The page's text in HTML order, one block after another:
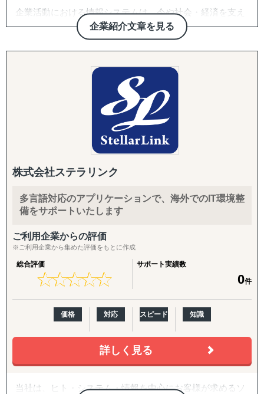
企業紹介文章を見る
企業活動における情報システムは、今や社会・経済を支え
る必要不可欠なインフラとなっております。
企業経営強化の重要な施策として『企業の情報戦略』を実
現すべく、スピード化やグローバル化にも対応する最新の
情報通信技術を駆使したトータルソリューションが求めら
私たちは、ロジスティクスIT分野において、常に新しい
視点で最先端高品質のシステム提供を通じて、企業活動は
もとより社会インフラ構築の一助として豊かな社会づくり
に貢献すべくたゆまぬ努力をしてまいります。
この取り組みを実現すべく、これまで数多くのお客さま
の事業を支えてきた『ロジスティクスITのエキスパート』
として
1.グローバル、SCM対応のWMS等、トータルロジスティ
クスITソリューションの提供
2.今後注力する分野のパッケージ開発とシステム開発を重
3.720社にのぼる実績と経験から成る物流コンサルティング
力と情報通信技術力の提供
これらを通じてお客さまに喜ばれるシステムを実現いたし
株式会社ステラリンク
多言語対応のアプリケーションで、海外でのIT環境整
備をサポートいたします
ご利用企業からの評価
※ご利用企業から集めた評価をもとに作成
総合評価
★★★★★
★★★★★
サポート実績数
0件
価格 対応 スピード 知識
詳しく見る
当社は、ヒト・システム・情報を中心にお客様が求めるソ